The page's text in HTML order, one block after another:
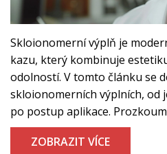
Skloionomerní výplň je
kazu, který kombinuje
odolností. V tomto článku se
skloionomerních výplních, od
po postup aplikace.
metoda řadí mezi ostatní
poskytneme tipy pro její
ZOBRAZIT VÍCE